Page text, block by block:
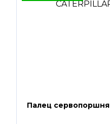
Палец сервопоршня